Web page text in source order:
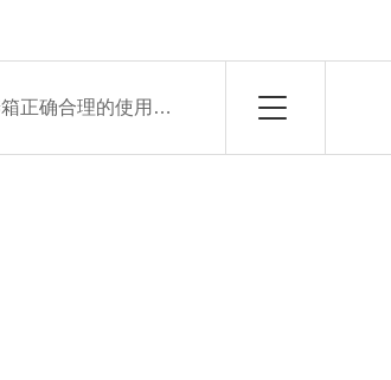
的使用可保障运转正常